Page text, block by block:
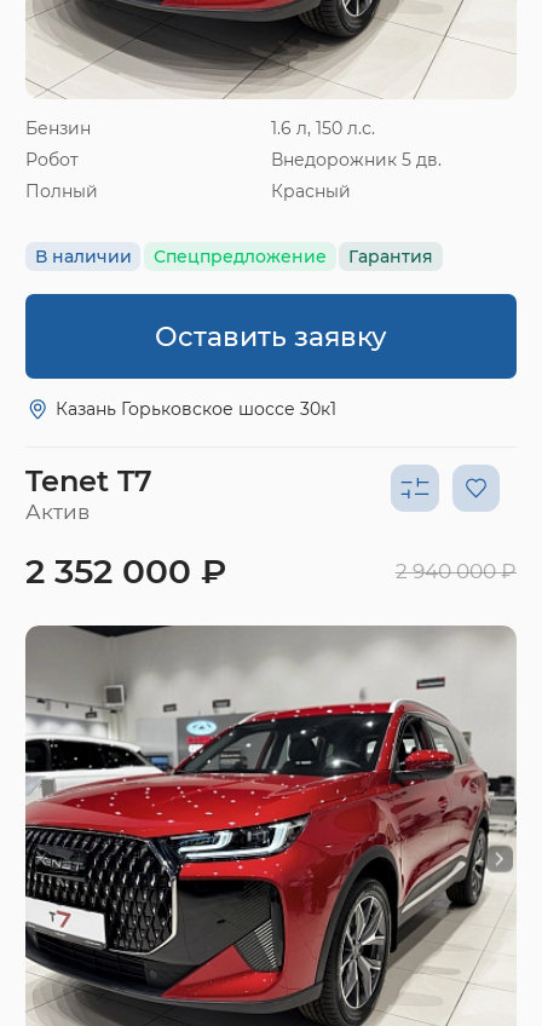
Бензин
1.6 л, 150 л.с.
Робот
Внедорожник 5 дв.
Полный
Красный
В наличии Спецпредложение Гарантия
Оставить заявку
Казань Горьковское шоссе 30к1
Tenet T7
Актив
2 352 000 ₽ 2 940 000 ₽